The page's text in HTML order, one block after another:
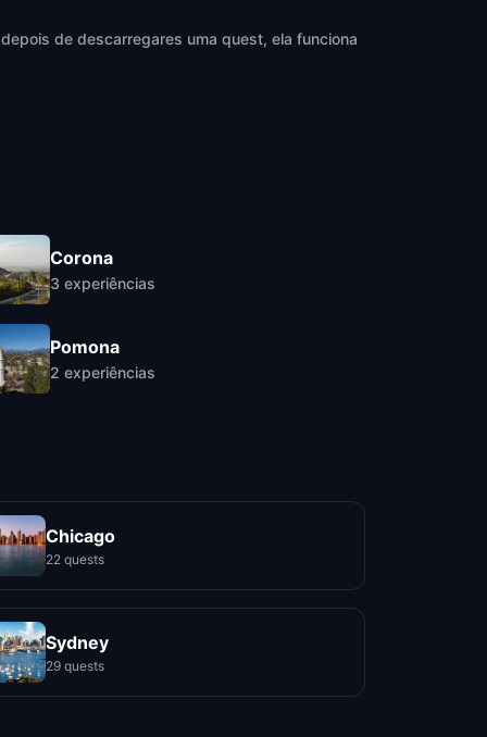
de descarregares uma quest, ela funciona
Corona
3 experiências
Pomona
2 experiências
Chicago
22 quests
Sydney
29 quests